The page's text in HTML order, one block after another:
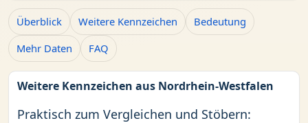
Überblick Weitere Kennzeichen
Bedeutung
Mehr Daten
FAQ
Weitere Kennzeichen aus Nordrhein-Westfalen
Praktisch zum Vergleichen und Stöbern: